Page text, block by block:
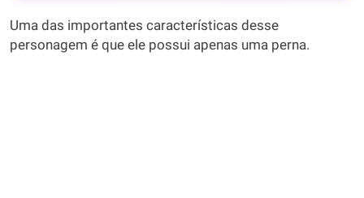
Uma das importantes características desse
personagem é que ele possui apenas uma perna.